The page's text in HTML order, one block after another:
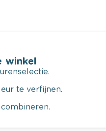
winkel
te verfijnen.